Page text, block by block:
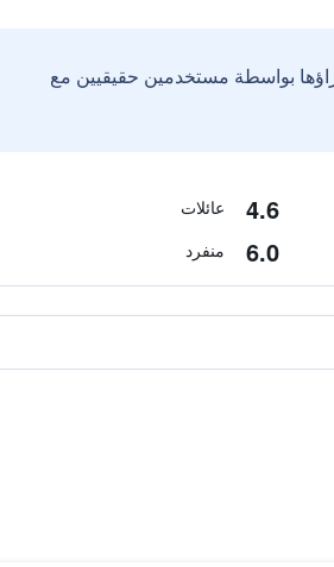
بواسطة مستخدمين حقيقيين مع
4.6 عائلات
6.0 منفرد